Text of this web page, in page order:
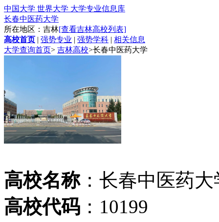
中国大学 世界大学 大学专业信息库
长春中医药大学
所在地区：吉林[查看吉林高校列表]
高校首页 | 强势专业 | 强势学科 | 相关信息
大学查询首页> 吉林高校>长春中医药大学
高校名称：长春中医药
高校代码 ：10199